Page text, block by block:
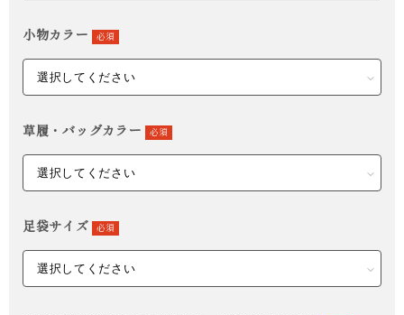
小物カラー 必須
草履・バッグカラー 必須
足袋サイズ 必須